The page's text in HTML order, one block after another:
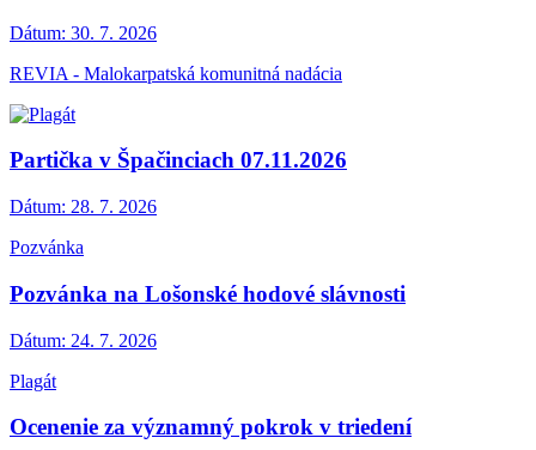
Dátum: 30. 7. 2026
REVIA - Malokarpatská komunitná nadácia
Partička v Špačinciach 07.11.2026
Dátum: 28. 7. 2026
Pozvánka
Pozvánka na Lošonské hodové slávnosti
Dátum: 24. 7. 2026
Plagát
Ocenenie za významný pokrok v triedení